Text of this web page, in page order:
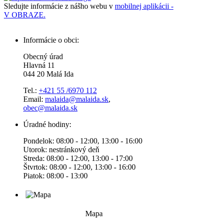
Sledujte informácie z nášho webu v mobilnej aplikácii -
V OBRAZE.
Informácie o obci:
Obecný úrad
Hlavná 11
044 20 Malá Ida
Tel.: +421 55 /6970 112
Email: malaida@malaida.sk,
obec@malaida.sk
Úradné hodiny:
Pondelok: 08:00 - 12:00, 13:00 - 16:00
Utorok: nestránkový deň
Streda: 08:00 - 12:00, 13:00 - 17:00
Štvrtok: 08:00 - 12:00, 13:00 - 16:00
Piatok: 08:00 - 13:00
Mapa